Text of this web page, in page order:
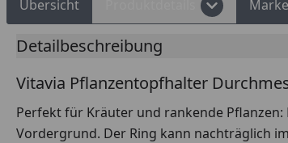
Übersicht Marke
Detailbeschreibung
Vitavia Pflanzentopfhalter
Perfekt für Kräuter und rankende
Vordergrund. Der Ring kann nachträglich